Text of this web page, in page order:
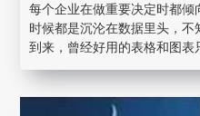
每个企业在做重要决定时都
时候都是沉沦在数据里头，
到来，曾经好用的表格和图表